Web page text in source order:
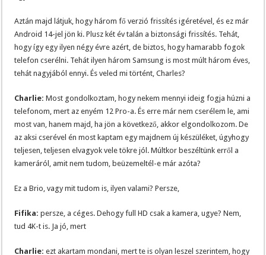
Aztán majd látjuk, hogy három fő verzió frissítés igéretével, és ez már
Android 14-jel jön ki. Plusz két év talán a biztonsági frissítés. Tehát,
hogy így egy ilyen négy évre azért, de biztos, hogy hamarabb fogok
telefon cserélni. Tehát ilyen három Samsung is most múlt három éves,
tehát nagyjából ennyi. És veled mi történt, Charles?
Charlie: Most gondolkoztam, hogy nekem mennyi ideig fogja húzni a
telefonom, mert az enyém 12 Pro-a. És erre már nem cserélem le, ami
most van, hanem majd, ha jön a következő, akkor elgondolkozom. De
az aksi cserével én most kaptam egy majdnem új készüléket, úgyhogy
teljesen, teljesen elvagyok vele tökre jól. Múltkor beszéltünk erről a
kameráról, amit nem tudom, beüzemeltél-e már azóta?
Ez a Brio, vagy mit tudom is, ilyen valami? Persze,
Fifika: persze, a céges. Dehogy full HD csak a kamera, ugye? Nem,
tud 4K-t is. Ja jó, mert
Charlie: ezt akartam mondani, mert te is olyan leszel szerintem, hogy